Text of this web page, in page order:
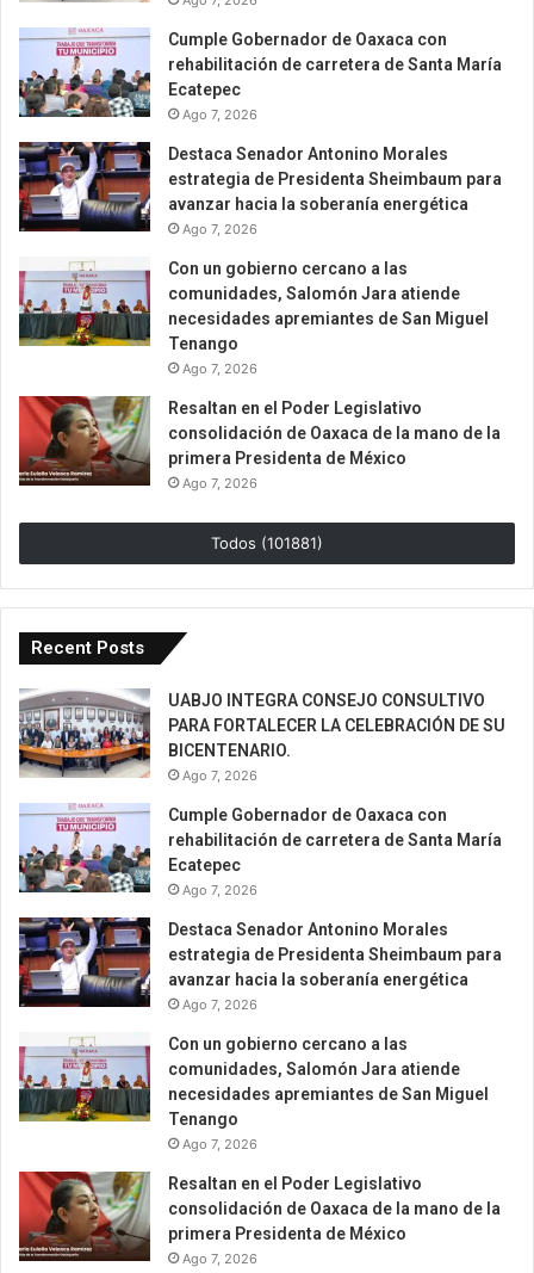
Cumple Gobernador de Oaxaca con
rehabilitación de carretera de Santa María
Ecatepec
Ago 7, 2026
Destaca Senador Antonino Morales
estrategia de Presidenta Sheimbaum para
avanzar hacia la soberanía energética
Ago 7, 2026
Con un gobierno cercano a las
comunidades, Salomón Jara atiende
necesidades apremiantes de San Miguel
Tenango
Ago 7, 2026
Resaltan en el Poder Legislativo
consolidación de Oaxaca de la mano de la
primera Presidenta de México
Ago 7, 2026
Todos (101881)
Recent Posts
UABJO INTEGRA CONSEJO CONSULTIVO
PARA FORTALECER LA CELEBRACIÓN DE SU
BICENTENARIO.
Ago 7, 2026
Cumple Gobernador de Oaxaca con
rehabilitación de carretera de Santa María
Ecatepec
Ago 7, 2026
Destaca Senador Antonino Morales
estrategia de Presidenta Sheimbaum para
avanzar hacia la soberanía energética
Ago 7, 2026
Con un gobierno cercano a las
comunidades, Salomón Jara atiende
necesidades apremiantes de San Miguel
Tenango
Ago 7, 2026
Resaltan en el Poder Legislativo
consolidación de Oaxaca de la mano de la
primera Presidenta de México
Ago 7, 2026